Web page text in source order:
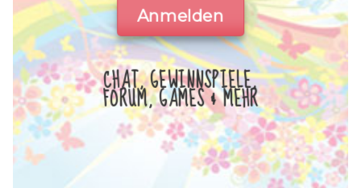
Anmelden
CHAT, GEWINNSPIELE,
FORUM, GAMES & MEHR